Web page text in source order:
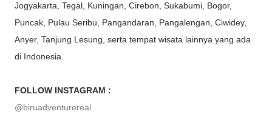
Jogyakarta, Tegal, Kuningan, Cirebon, Sukabumi, Bogor,
Puncak, Pulau Seribu, Pangandaran, Pangalengan, Ciwidey,
Anyer, Tanjung Lesung, serta tempat wisata lainnya yang ada
di Indonesia.
FOLLOW INSTAGRAM :
@biruadventurereal